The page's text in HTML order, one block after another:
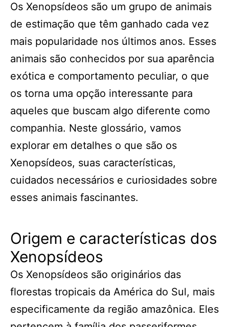
Os Xenopsídeos são um grupo de animais
de estimação que têm ganhado cada vez
mais popularidade nos últimos anos. Esses
animais são conhecidos por sua aparência
exótica e comportamento peculiar, o que
os torna uma opção interessante para
aqueles que buscam algo diferente como
companhia. Neste glossário, vamos
explorar em detalhes o que são os
Xenopsídeos, suas características,
cuidados necessários e curiosidades sobre
esses animais fascinantes.
Origem e características dos
Xenopsídeos
Os Xenopsídeos são originários das
florestas tropicais da América do Sul, mais
especificamente da região amazônica. Eles